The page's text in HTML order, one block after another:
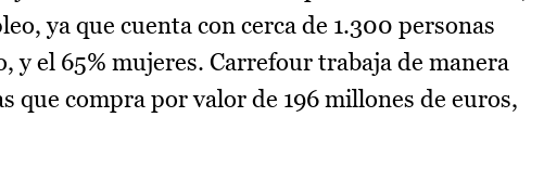
ya que cuenta con cerca de 1.300 personas
y el 65% mujeres. Carrefour trabaja de manera
que compra por valor de 196 millones de euros,